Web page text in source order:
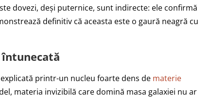
dovezi, deși puternice, sunt indirecte: ele confirmă
definitiv că aceasta este o gaură neagră cu
printr-un nucleu foarte dens de materie
materia invizibilă care domină masa galaxiei nu ar